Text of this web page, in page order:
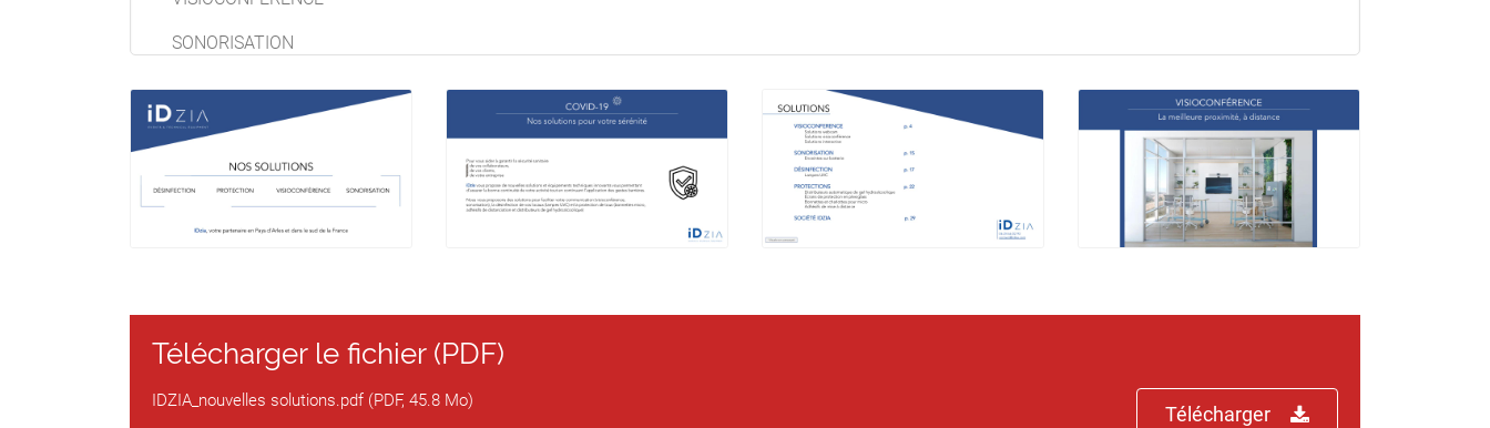
SONORISATION
IDzia, votre partenaire en Pays d’Arles et dans le sud de la France
COVID-19
Pour vous aider à garantir la sécurité sanitaire
Nous vous proposons des solutions pour faciliter votre communication (visioconférence,
sonorisation), la désinfection de vos locaux (lampes UVC) et la protection de tous (bonnettes micro,
adhésifs de distanciation et distributeurs de gel hydroalcoolique)
Télécharger le fichier (PDF)
IDZIA_nouvelles solutions.pdf (PDF, 45.8 Mo)
Télécharger